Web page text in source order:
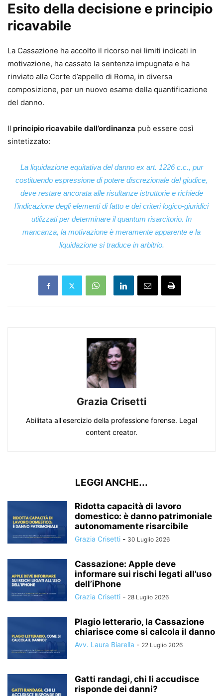
Esito della decisione e principio
ricavabile
La Cassazione ha accolto il ricorso nei limiti indicati in
motivazione, ha cassato la sentenza impugnata e ha
rinviato alla Corte d’appello di Roma, in diversa
composizione, per un nuovo esame della quantificazione
del danno.
Il principio ricavabile dall’ordinanza può essere così
sintetizzato:
La liquidazione equitativa del danno ex art. 1226 c.c., pur
costituendo espressione di potere discrezionale del giudice,
deve restare ancorata alle risultanze istruttorie e richiede
l’indicazione degli elementi di fatto e dei criteri logico-giuridici
utilizzati per determinare il quantum risarcitorio. In
mancanza, la motivazione è meramente apparente e la
liquidazione si traduce in arbitrio.
Grazia Crisetti
Abilitata all'esercizio della professione forense. Legal
content creator.
LEGGI ANCHE...
Ridotta capacità di lavoro
domestico: è danno patrimoniale
autonomamente risarcibile
Grazia Crisetti - 30 Luglio 2026
Cassazione: Apple deve
informare sui rischi legati all’uso
dell’iPhone
Grazia Crisetti - 28 Luglio 2026
Plagio letterario, la Cassazione
chiarisce come si calcola il danno
Avv. Laura Biarella - 22 Luglio 2026
Gatti randagi, chi li accudisce
risponde dei danni?